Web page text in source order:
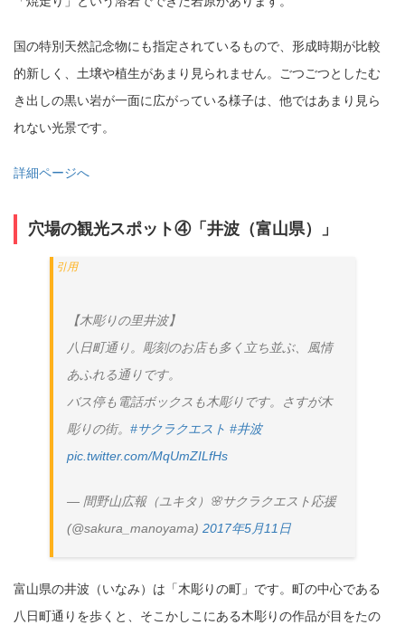
国の特別天然記念物にも指定されているもので、形成時期が比較
的新しく、土壌や植生があまり見られません。ごつごつとしたむ
き出しの黒い岩が一面に広がっている様子は、他ではあまり見ら
れない光景です。
詳細ページへ
穴場の観光スポット④「井波（富山県）」
【木彫りの里井波】
八日町通り。彫刻のお店も多く立ち並ぶ、風情
あふれる通りです。
バス停も電話ボックスも木彫りです。さすが木
彫りの街。 #サクラクエスト #井波
pic.twitter.com/MqUmZILfHs
— 間野山広報（ユキタ）🌸サクラクエスト応援
(@sakura_manoyama) 2017年5月11日
富山県の井波（いなみ）は「木彫りの町」です。町の中心である
八日町通りを歩くと、そこかしこにある木彫りの作品が目をたの